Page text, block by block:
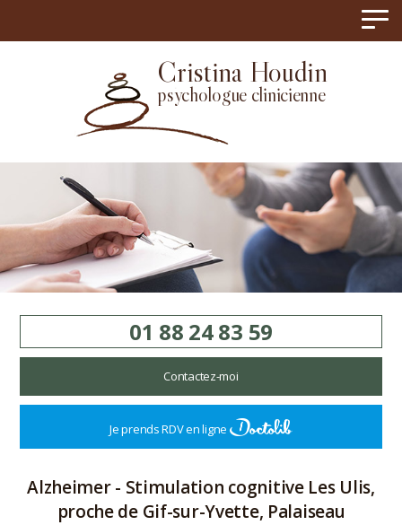
Cristina Houdin
psychologue clinicienne
01 88 24 83 59
Contactez-moi
Je prends RDV en ligne
Alzheimer - Stimulation cognitive Les Ulis,
proche de Gif-sur-Yvette, Palaiseau